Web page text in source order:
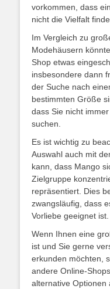
vorkommen, dass
nicht die Vielfalt
Im Vergleich zu
Modehäusern
Shop etwas
insbesondere dann
der Suche nach
bestimmten Größe
dass Sie nicht
suchen.
Es ist wichtig zu
Auswahl auch mit
kann, dass Mango
Zielgruppe
repräsentiert. Dies
zwangsläufig, dass
Vorliebe geeignet ist.
Wenn Ihnen eine
ist und Sie gerne
erkunden möchten,
andere Online-
alternative Optionen